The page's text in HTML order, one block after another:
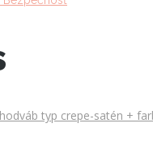
typ crepe-satén +